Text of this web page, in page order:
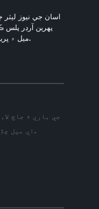
پهرين آرڊر پلس